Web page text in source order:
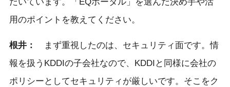
だいています。「EQポータル」を選んだ決め手や活
用のポイントを教えてください。
根井：
まず重視したのは、セキュリティ面です。情
報を扱うKDDIの子会社なので、KDDIと同様に会社の
ポリシーとしてセキュリティが厳しいです。そこをク